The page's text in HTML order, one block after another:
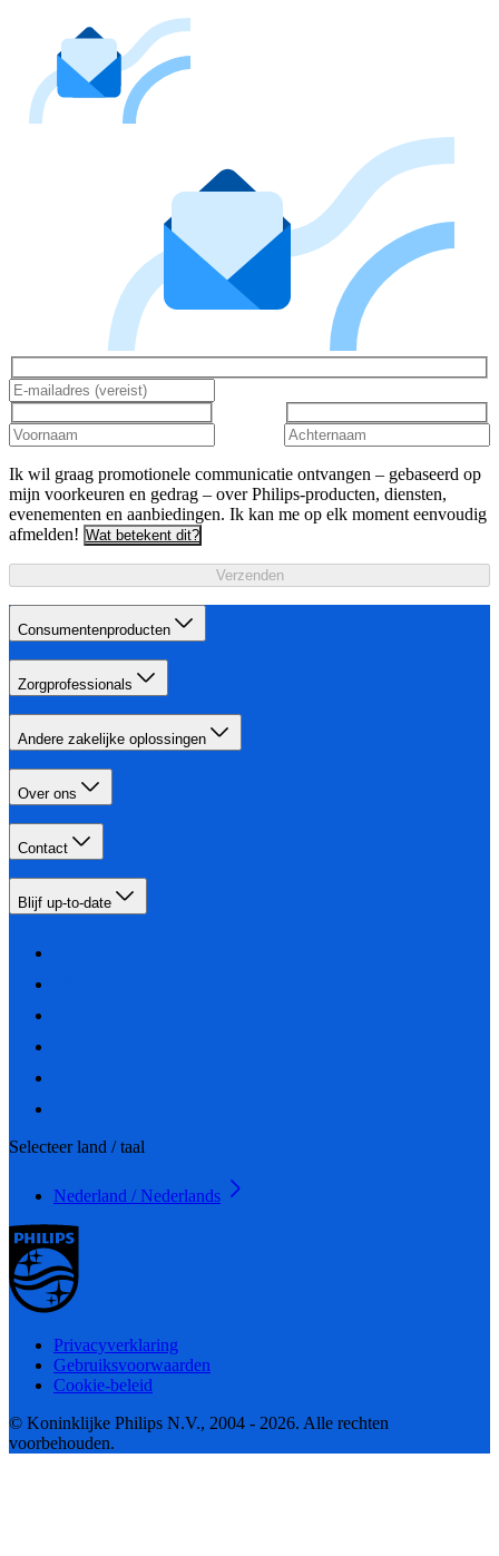
Ik wil graag promotionele communicatie ontvangen – gebaseerd op
mijn voorkeuren en gedrag – over Philips-producten, diensten,
evenementen en aanbiedingen. Ik kan me op elk moment eenvoudig
afmelden! Wat betekent dit?
Verzenden
Consumentenproducten
Zorgprofessionals
Andere zakelijke oplossingen
Over ons
Contact
Blijf up-to-date
Selecteer land / taal
Nederland / Nederlands
Privacyverklaring
Gebruiksvoorwaarden
Cookie-beleid
© Koninklijke Philips N.V., 2004 - 2026. Alle rechten
voorbehouden.